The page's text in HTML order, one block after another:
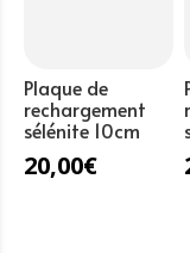
Plaque de
rechargement
sélénite 10cm
20,00€